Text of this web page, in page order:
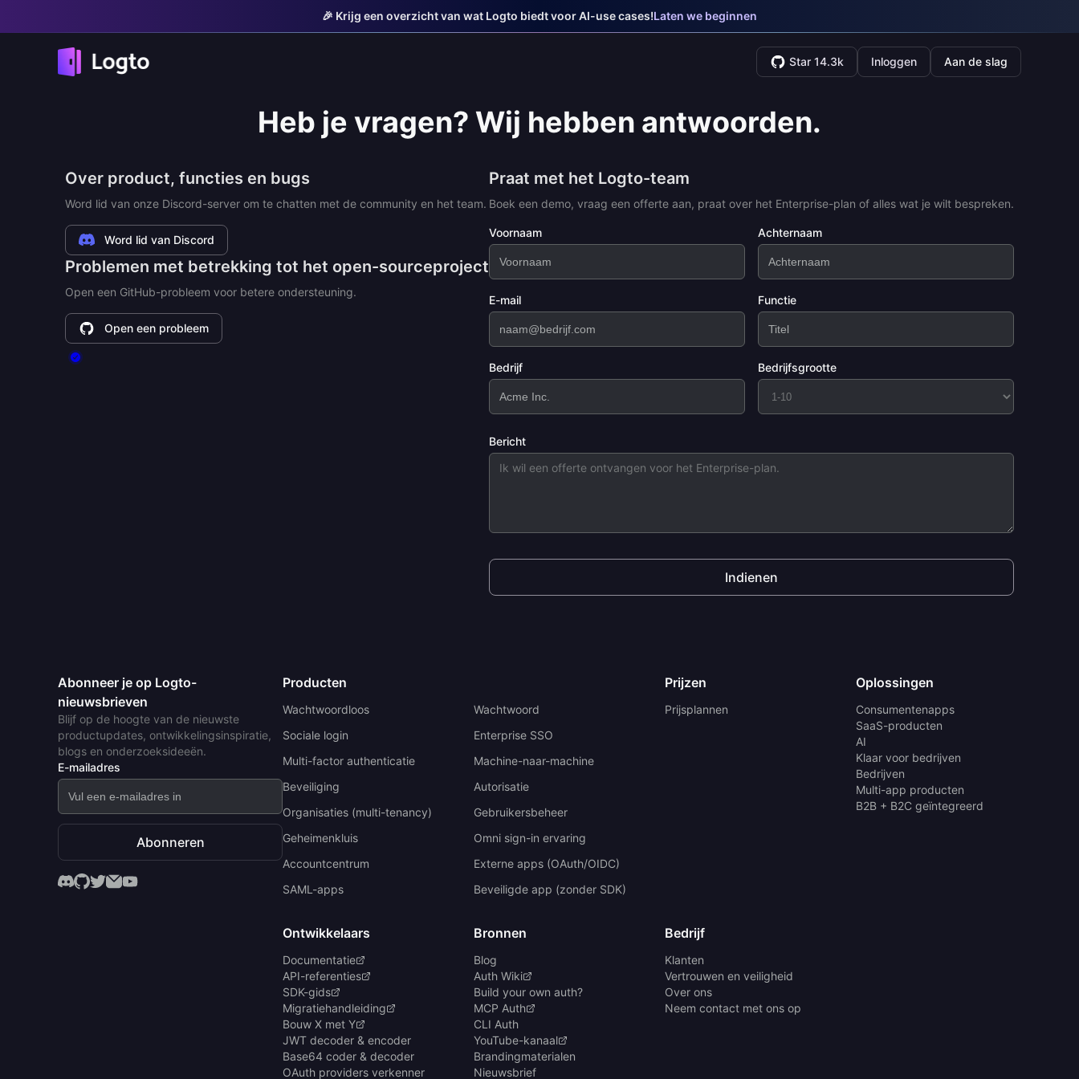
🎉 Krijg een overzicht van wat Logto biedt voor AI-use cases!Laten we beginnen
Star 14.3k Inloggen Aan de slag
Heb je vragen? Wij hebben antwoorden.
Over product, functies en bugs
Word lid van onze Discord-server om te chatten met de community en het team.
Word lid van Discord
Problemen met betrekking tot het open-sourceproject
Open een GitHub-probleem voor betere ondersteuning.
Open een probleem
Praat met het Logto-team
Boek een demo, vraag een offerte aan, praat over het Enterprise-plan of alles wat je wilt bespreken.
Voornaam Achternaam
E-mail Functie
Bedrijf Bedrijfsgrootte
Bericht
Indienen
Abonneer je op Logto-
nieuwsbrieven
Blijf op de hoogte van de nieuwste
productupdates, ontwikkelingsinspiratie,
blogs en onderzoeksideeën.
E-mailadres
Abonneren
Producten
Wachtwoordloos
Wachtwoord
Sociale login
Enterprise SSO
Multi-factor authenticatie
Machine-naar-machine
Beveiliging
Autorisatie
Organisaties (multi-tenancy)
Gebruikersbeheer
Geheimenkluis
Omni sign-in ervaring
Accountcentrum
Externe apps (OAuth/OIDC)
SAML-apps
Beveiligde app (zonder SDK)
Prijzen
Prijsplannen
Oplossingen
Consumentenapps
SaaS-producten
AI
Klaar voor bedrijven
Bedrijven
Multi-app producten
B2B + B2C geïntegreerd
Ontwikkelaars
Documentatie
API-referenties
SDK-gids
Migratiehandleiding
Bouw X met Y
JWT decoder & encoder
Base64 coder & decoder
OAuth providers verkenner
Bronnen
Blog
Auth Wiki
Build your own auth?
MCP Auth
CLI Auth
YouTube-kanaal
Brandingmaterialen
Nieuwsbrief
Bedrijf
Klanten
Vertrouwen en veiligheid
Over ons
Neem contact met ons op